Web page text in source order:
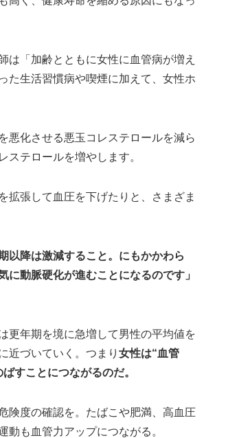
「加齢とともに女性に血管病が増え
た生活習慣病や喫煙に加えて、女性ホ
悪化させる悪玉コレステロールを減ら
ステロールを増やします。
張して血圧を下げたりと、さまざま
以降は激減すること。にもかかわら
動脈硬化が進むことになるのです」
年期を境に急増して男性の平均値を
近づいていく。つまり 女性は“血管
すことにつながるのだ。
険度の確認を。たばこや肥満、高血圧
動も血管力アップにつながる。